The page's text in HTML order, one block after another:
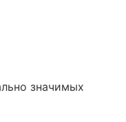
значимых